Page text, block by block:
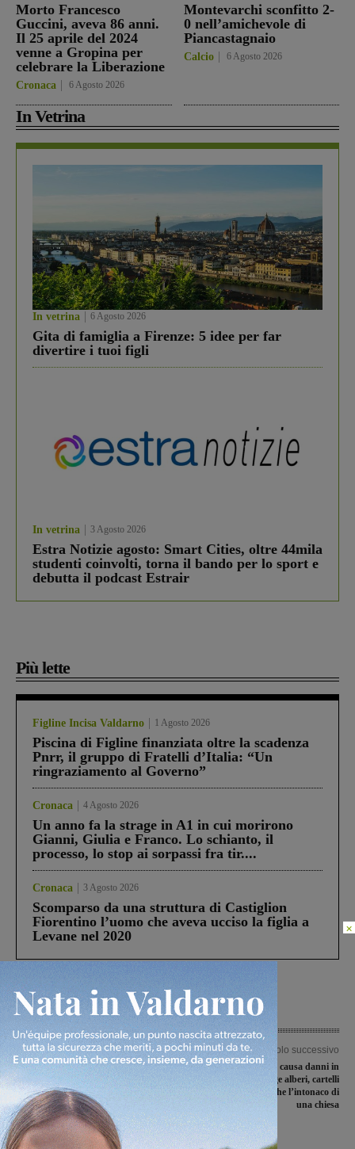
Morto Francesco
Guccini, aveva 86 anni.
Il 25 aprile del 2024
venne a Gropina per
celebrare la Liberazione
Cronaca 6 Agosto 2026
Montevarchi sconfitto 2-
0 nell’amichevole di
Piancastagnaio
Calcio 6 Agosto 2026
In Vetrina
In vetrina 6 Agosto 2026
Gita di famiglia a Firenze: 5 idee per far
divertire i tuoi figli
In vetrina 3 Agosto 2026
Estra Notizie agosto: Smart Cities, oltre 44mila
studenti coinvolti, torna il bando per lo sport e
debutta il podcast Estrair
Più lette
Figline Incisa Valdarno 1 Agosto 2026
Piscina di Figline finanziata oltre la scadenza
Pnrr, il gruppo di Fratelli d’Italia: “Un
ringraziamento al Governo”
Cronaca 4 Agosto 2026
Un anno fa la strage in A1 in cui morirono
Gianni, Giulia e Franco. Lo schianto, il
processo, lo stop ai sorpassi fra tir....
Cronaca 3 Agosto 2026
Scomparso da una struttura di Castiglion
Fiorentino l’uomo che aveva ucciso la figlia a
Levane nel 2020
Articolo precedente
Pieve a Presciano: inviata a Telecom la
petizione firmata dai cittadini per
migliorare il servizio Adsl
Articolo successivo
Il vento forte causa danni in
Valdarno, travolge alberi, cartelli
stradali e rovina anche l’intonaco di
una chiesa
×